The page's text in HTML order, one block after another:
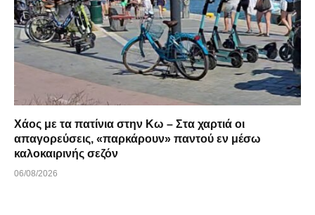
Χάος με τα πατίνια στην Κω – Στα χαρτιά οι
απαγορεύσεις, «παρκάρουν» παντού εν μέσω
καλοκαιρινής σεζόν
06/08/2026